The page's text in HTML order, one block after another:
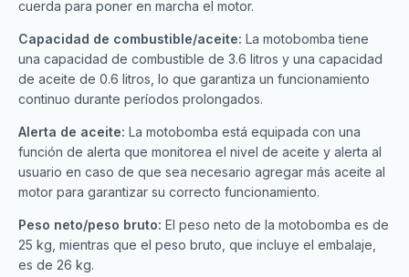
cuerda para poner en marcha el motor.
Capacidad de combustible/aceite: La motobomba tiene
una capacidad de combustible de 3.6 litros y una capacidad
de aceite de 0.6 litros, lo que garantiza un funcionamiento
continuo durante períodos prolongados.
Alerta de aceite: La motobomba está equipada con una
función de alerta que monitorea el nivel de aceite y alerta al
usuario en caso de que sea necesario agregar más aceite al
motor para garantizar su correcto funcionamiento.
Peso neto/peso bruto: El peso neto de la motobomba es de
25 kg, mientras que el peso bruto, que incluye el embalaje,
es de 26 kg.